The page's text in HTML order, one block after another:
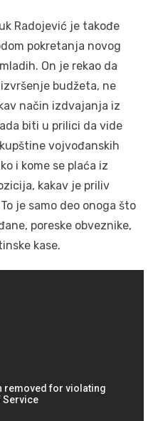
Radojević je takođe
pokretanja novog
On je rekao da
budžeta, ne
način izdvajanja iz
biti u prilici da vide
vojvođanskih
i kome se plaća iz
kakav je priliv
je samo deo onoga što
poreske obveznike,
kase.